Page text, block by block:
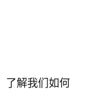
了解我们如何